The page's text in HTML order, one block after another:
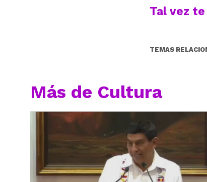
Tal vez
TEMAS
Más de Cultura